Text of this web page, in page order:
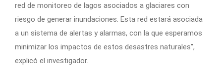
red de monitoreo de lagos asociados a glaciares con
riesgo de generar inundaciones. Esta red estará asociada
a un sistema de alertas y alarmas, con la que esperamos
minimizar los impactos de estos desastres naturales”,
explicó el investigador.